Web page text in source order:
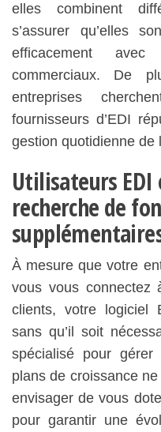
elles combinent
s’assurer qu’elles
efficacement
commerciaux. De
entreprises
fournisseurs d’EDI
gestion quotidienne de
Utilisateurs
recherche de
À mesure que votre
vous vous connectez
clients, votre logiciel
sans qu’il soit
spécialisé pour
plans de croissance
envisager de vous
pour garantir une